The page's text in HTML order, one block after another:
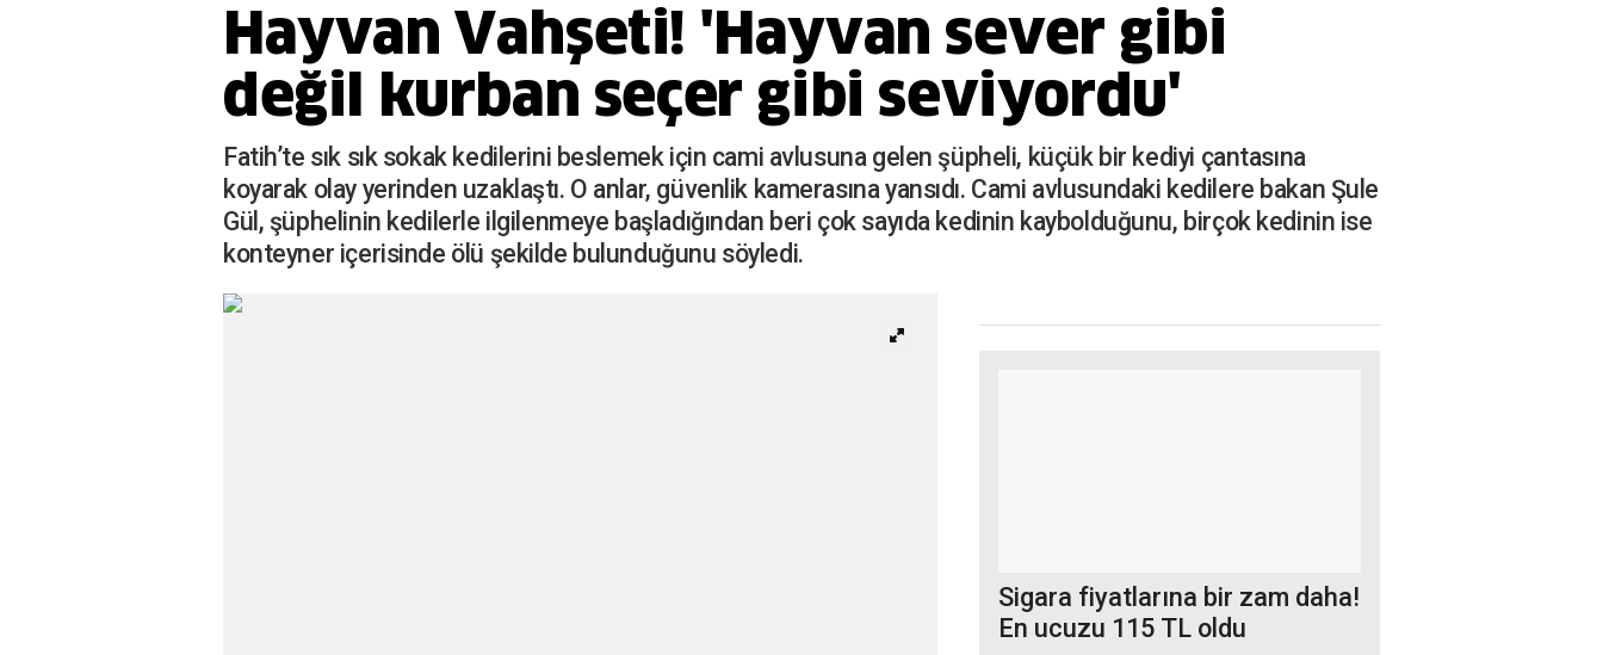
Hayvan Vahşeti! 'Hayvan sever gibi
değil kurban seçer gibi seviyordu'
Fatih’te sık sık sokak kedilerini beslemek için cami avlusuna gelen şüpheli, küçük bir kediyi çantasına
koyarak olay yerinden uzaklaştı. O anlar, güvenlik kamerasına yansıdı. Cami avlusundaki kedilere bakan Şule
Gül, şüphelinin kedilerle ilgilenmeye başladığından beri çok sayıda kedinin kaybolduğunu, birçok kedinin ise
konteyner içerisinde ölü şekilde bulunduğunu söyledi.
Sigara fiyatlarına bir zam daha!
En ucuzu 115 TL oldu